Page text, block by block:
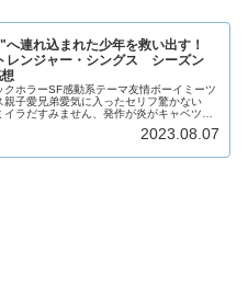
へ連れ込まれた少年を救い出す！
レンジャー・シングス シーズン
クホラーSF感動系テーマ友情ボーイミーツ
親子愛兄弟愛気に入ったセリフ驚かない
イラだすみません、発作が炎がキャベツに
2023.08.07